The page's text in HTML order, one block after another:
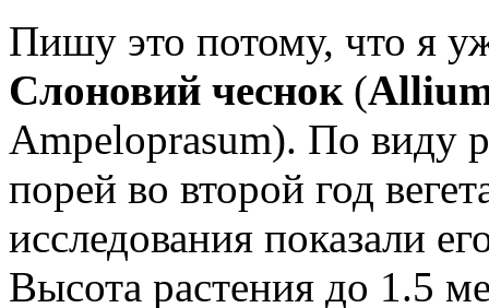
Пишу это потому, что я
Слоновий чеснок(
Ampeloprasum). По виду
порей во второй год
исследования показали
Высота растения до 1.5